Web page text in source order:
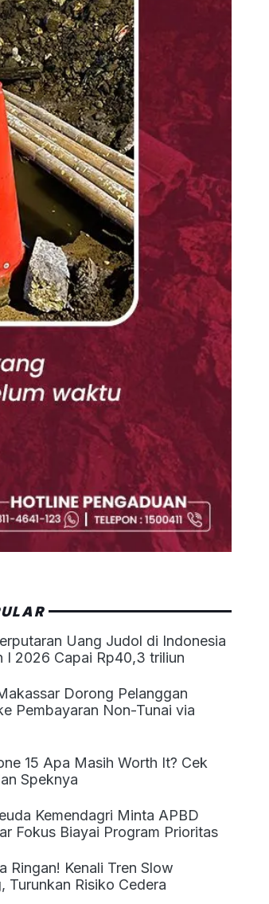
Uang Judol di Indonesia
I 2026 Capai Rp40,3 triliun
Dorong Pelanggan
Pembayaran Non-Tunai via
15 Apa Masih Worth It? Cek
Speknya
Kemendagri Minta APBD
Fokus Biayai Program Prioritas
Ringan! Kenali Tren Slow
Turunkan Risiko Cedera